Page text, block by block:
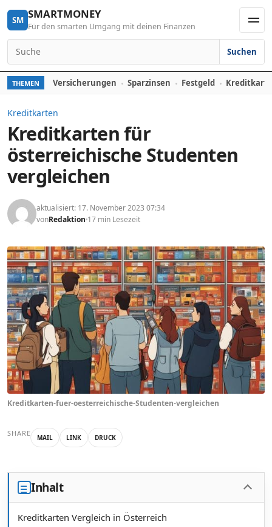
Skip to content
SM SMARTMONEY
Für den smarten Umgang mit deinen Finanzen
Search for:
Suchen
THEMEN Versicherungen Sparzinsen Festgeld
Kreditkarten
Kreditkarten für
österreichische Studenten
vergleichen
aktualisiert: 17. November 2023 07:34
vonRedaktion 17 min Lesezeit
Kreditkarten-fuer-oesterreichische-Studenten-vergleichen
SHARE MAIL LINK DRUCK
Inhalt
Kreditkarten Vergleich in Österreich